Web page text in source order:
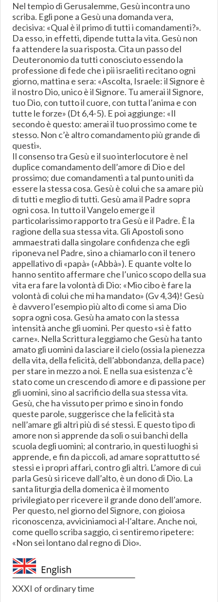
Nel tempio di Gerusalemme, Gesù incontra uno
scriba. Egli pone a Gesù una domanda vera,
decisiva: «Qual è il primo di tutti i comandamenti?».
Da esso, in effetti, dipende tutta la vita. Gesù non
fa attendere la sua risposta. Cita un passo del
Deuteronomio da tutti conosciuto essendo la
professione di fede che i pii israeliti recitano ogni
giorno, mattina e sera: «Ascolta, Israele: il Signore è
il nostro Dio, unico è il Signore. Tu amerai il Signore,
tuo Dio, con tutto il cuore, con tutta l’anima e con
tutte le forze» (Dt 6,4-5). E poi aggiunge: «Il
secondo è questo: amerai il tuo prossimo come te
stesso. Non c’è altro comandamento più grande di
questi».
Il consenso tra Gesù e il suo interlocutore è nel
duplice comandamento dell’amore di Dio e del
prossimo; due comandamenti a tal punto uniti da
essere la stessa cosa. Gesù è colui che sa amare più
di tutti e meglio di tutti. Gesù ama il Padre sopra
ogni cosa. In tutto il Vangelo emerge il
particolarissimo rapporto tra Gesù e il Padre. È la
ragione della sua stessa vita. Gli Apostoli sono
ammaestrati dalla singolare confidenza che egli
riponeva nel Padre, sino a chiamarlo con il tenero
appellativo di «papà» («Abbà»). E quante volte lo
hanno sentito affermare che l’unico scopo della sua
vita era fare la volontà di Dio: «Mio cibo è fare la
volontà di colui che mi ha mandato» (Gv 4,34)! Gesù
è davvero l’esempio più alto di come si ama Dio
sopra ogni cosa. Gesù ha amato con la stessa
intensità anche gli uomini. Per questo «si è fatto
carne». Nella Scrittura leggiamo che Gesù ha tanto
amato gli uomini da lasciare il cielo (ossia la pienezza
della vita, della felicità, dell’abbondanza, della pace)
per stare in mezzo a noi. E nella sua esistenza c’è
stato come un crescendo di amore e di passione per
gli uomini, sino al sacrificio della sua stessa vita.
Gesù, che ha vissuto per primo e sino in fondo
queste parole, suggerisce che la felicità sta
nell’amare gli altri più di sé stessi. E questo tipo di
amore non si apprende da soli o sui banchi della
scuola degli uomini; al contrario, in questi luoghi si
apprende, e fin da piccoli, ad amare soprattutto sé
stessi e i propri affari, contro gli altri. L’amore di cui
parla Gesù si riceve dall’alto, è un dono di Dio. La
santa liturgia della domenica è il momento
privilegiato per ricevere il grande dono dell’amore.
Per questo, nel giorno del Signore, con gioiosa
riconoscenza, avviciniamoci al-l’altare. Anche noi,
come quello scriba saggio, ci sentiremo ripetere:
«Non sei lontano dal regno di Dio».
XXXI of ordinary time